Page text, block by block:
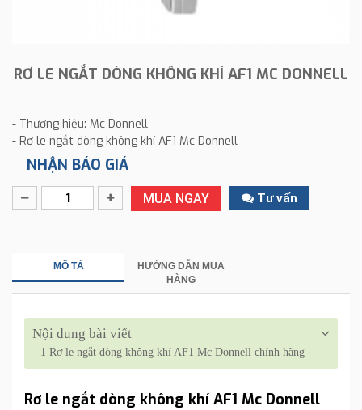
RƠ LE NGẮT DÒNG KHÔNG KHÍ AF1 MC DONNELL
- Thương hiệu: Mc Donnell
- Rơ le ngắt dòng không khí AF1 Mc Donnell
NHẬN BÁO GIÁ
MUA NGAY Tư vấn
MÔ TẢ
HƯỚNG DẪN MUA
HÀNG
Nội dung bài viết
1 Rơ le ngắt dòng không khí AF1 Mc Donnell chính hãng
Rơ le ngắt dòng không khí AF1 Mc Donnell